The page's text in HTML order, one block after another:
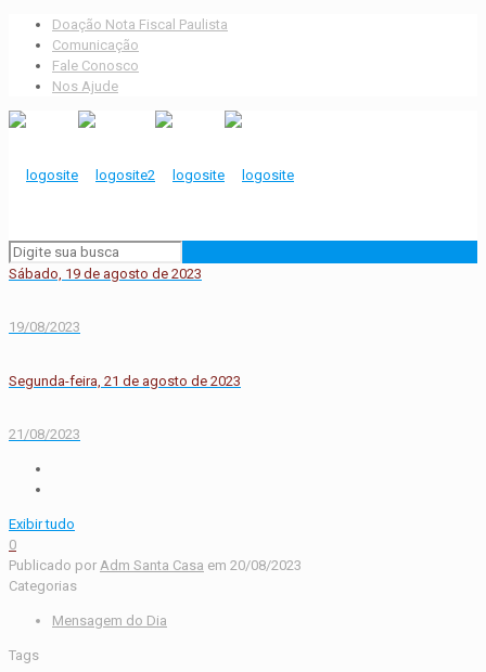
Doação Nota Fiscal Paulista
Comunicação
Fale Conosco
Nos Ajude
Sábado, 19 de agosto de 2023
19/08/2023
Segunda-feira, 21 de agosto de 2023
21/08/2023
Exibir tudo
0
Publicado por Adm Santa Casa em 20/08/2023
Categorias
Mensagem do Dia
Tags